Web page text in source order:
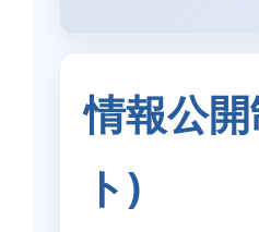
情報公
ト)